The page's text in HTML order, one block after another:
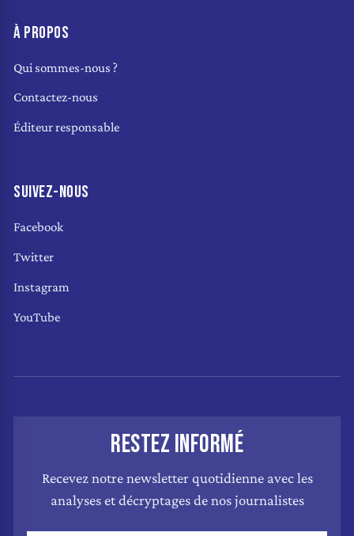
À PROPOS
Qui sommes-nous ?
Contactez-nous
Éditeur responsable
SUIVEZ-NOUS
Facebook
Twitter
Instagram
YouTube
RESTEZ INFORMÉ
Recevez notre newsletter quotidienne avec les
analyses et décryptages de nos journalistes